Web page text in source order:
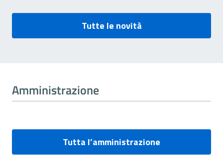
Tutte le novità
Amministrazione
Tutta l’amministrazione